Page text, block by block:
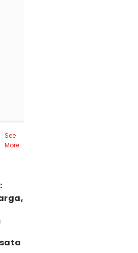
See
More